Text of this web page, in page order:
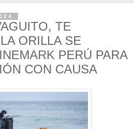
TE
ORILLA SE
PERÚ PARA
CON CAUSA